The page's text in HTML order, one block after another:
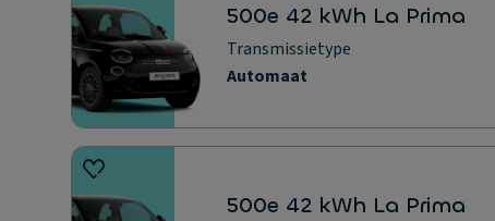
500e 42 kWh La Prima
Transmissietype
Automaat
500e 42 kWh La Prima